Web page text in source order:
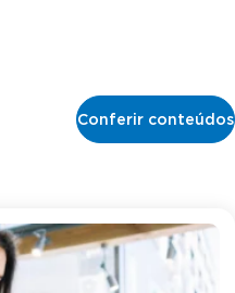
Conferir conteúdos